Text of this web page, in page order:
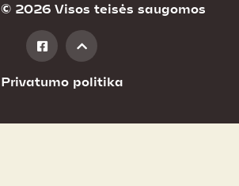
© 2026 Visos teisės saugomos
Privatumo politika